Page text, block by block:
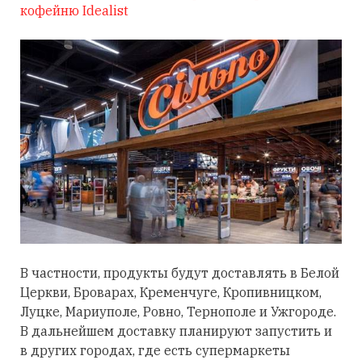
кофейню Idealist
В частности, продукты будут доставлять в Белой
Церкви, Броварах, Кременчуге, Кропивницком,
Луцке, Мариуполе, Ровно, Тернополе и Ужгороде.
В дальнейшем доставку планируют запустить и
в других городах, где есть супермаркеты